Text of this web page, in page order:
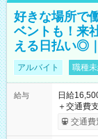
好きな場所で
ベントも！来
える日払い◎
アルバイト 職種
給与
日給
＋交通費支給 ★交通費全額支給！ ★日払いOK！
働いたそ
交通費